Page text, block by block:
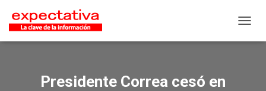
Presidente Correa cesó en